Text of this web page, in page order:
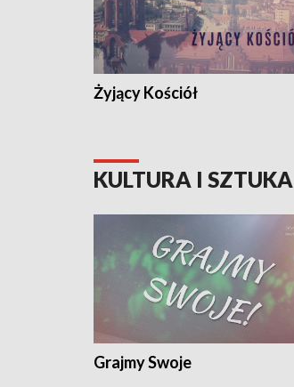
Żyjący Kościół
KULTURA I SZTUKA
Grajmy Swoje